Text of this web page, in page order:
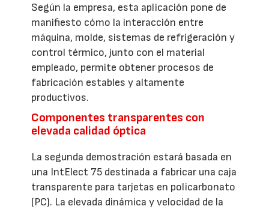
Según la empresa, esta aplicación pone de
manifiesto cómo la interacción entre
máquina, molde, sistemas de refrigeración y
control térmico, junto con el material
empleado, permite obtener procesos de
fabricación estables y altamente
productivos.
Componentes transparentes con
elevada calidad óptica
La segunda demostración estará basada en
una IntElect 75 destinada a fabricar una caja
transparente para tarjetas en policarbonato
(PC). La elevada dinámica y velocidad de la